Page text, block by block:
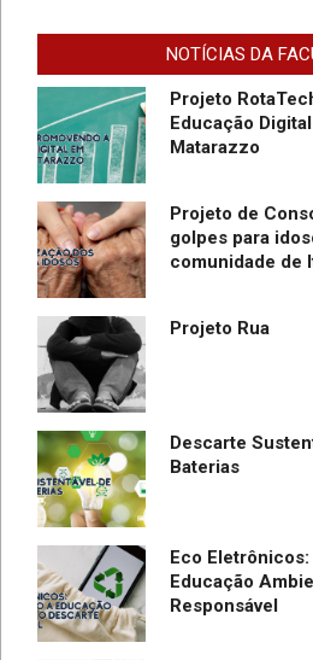
NOTÍCIAS DA
Promover
Projeto
Educação
Matarazzo
Projeto de
golpes para
comunidade de
Projeto Rua
Descarte
Baterias
Eco
Educação
Responsável